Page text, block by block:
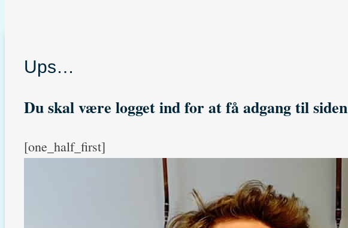
Ups…
Du skal være logget ind for at få adgang til siden
[one_half_first]